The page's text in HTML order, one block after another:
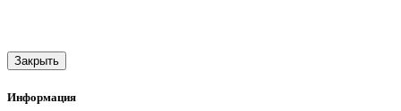
Закрыть
Информация